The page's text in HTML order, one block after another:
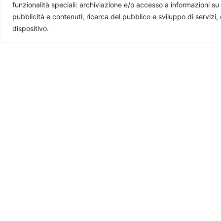
funzionalità speciali: archiviazione e/o accesso a informazioni
pubblicità e contenuti, ricerca del pubblico e sviluppo di
dispositivo.
questa rivista. Se ti è utile e ti interessa quello che